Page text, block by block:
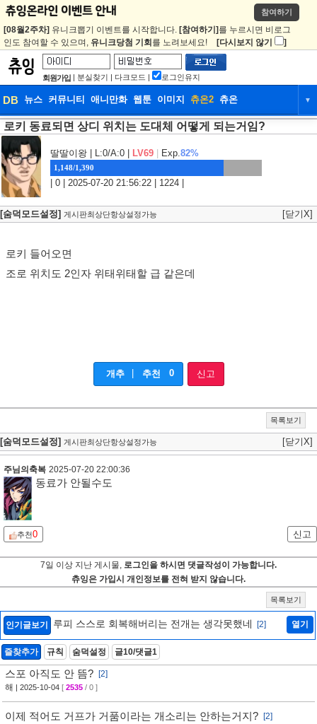
참여하기
[08월2주차] 유니크뽑기 이벤트를 시작합니다. [참여하기] 를 누르시면 비로그
인도 참여할 수 있으며, 유니크당첨 기회 를 노려보세요! [다시보지 않기 ]
회원가입 | 분실찾기 | 다크모드 | 로그인유지
DB 뉴스 커뮤니티 애니만화 웹툰 이미지 츄온2 츄온 ▼
DB 뉴스 커뮤니티 애니만화
웹툰 이미지 츄온2
로키 동료되면 상디 위치는 도대체 어떻게 되는거임?
딸딸이왕 | L:0/A:0 | LV69 Exp.82%
1,148/1,390
| 0 | 2025-07-20 21:56:22 | 1224 |
[숨덕모드설정] 게시판최상단항상설정가능 [닫기X]
로키 들어오면
조로 위치도 2인자 위태위태할 급 같은데
개추 추천 0 신고
목록보기
[숨덕모드설정] 게시판최상단항상설정가능 [닫기X]
주님의축복 2025-07-20 22:00:36
동료가 안될수도
추천0 신고
7일 이상 지난 게시물, 로그인을 하시면 댓글작성이 가능합니다.
츄잉은 가입시 개인정보를 전혀 받지 않습니다.
목록보기
인기글보기 루피 스스로 회복해버리는 전개는 생각못했네 [2] 열기
즐찾추가 규칙 숨덕설정 글10/댓글1
스포 아직도 안 뜸?
[2]
해 | 2025-10-04 [ 2535 / 0 ]
이제 적어도 거프가 거품이라는 개소리는 안하는거지?
[2]